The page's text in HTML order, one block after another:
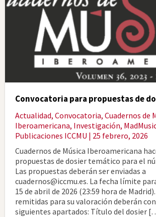
Convocatoria para propuestas de
Actualidad, Convocatoria, Cuadernos de
Iberoamericana, Investigación,
Publicaciones ICCMU | 25 febrero, 2026
Cuadernos de Música Iberoamericana
propuestas de dosier temático para el
Las propuestas deberán ser enviadas a
cuadernos@iccmu.es. La fecha límite
15 de abril de 2026 (23:59 hora de
remitidas para su valoración deberán
siguientes apartados: Título del dosier